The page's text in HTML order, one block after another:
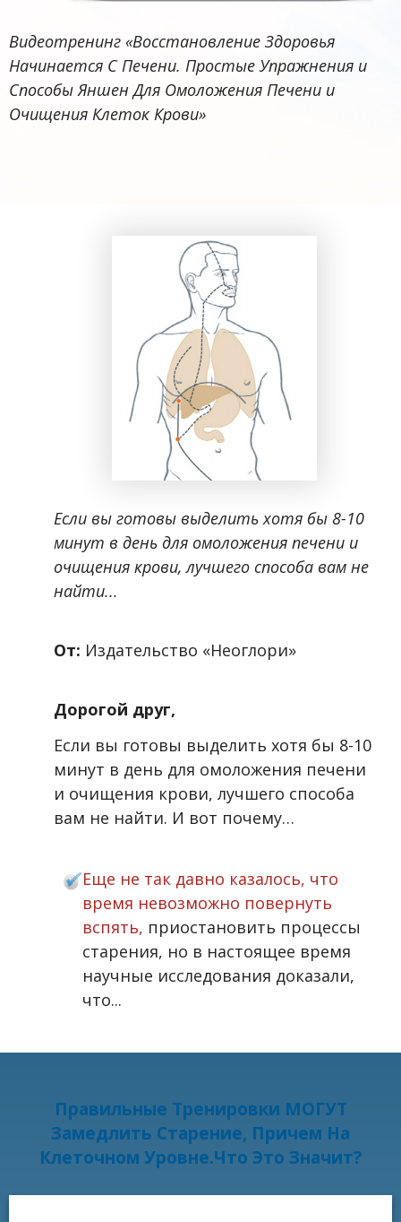
Видеотренинг «Восстановление Здоровья
Начинается С Печени. Простые Упражнения и
Способы Яншен Для Омоложения Печени и
Очищения Клеток Крови»
Если вы готовы выделить хотя бы 8-10
минут в день для омоложения печени и
очищения крови, лучшего способа вам не
найти...
От: Издательство «Неоглори»
Дорогой друг,
Если вы готовы выделить хотя бы 8-10
минут в день для омоложения печени
и очищения крови, лучшего способа
вам не найти. И вот почему…
Еще не так давно казалось, что
время невозможно повернуть
вспять, приостановить процессы
старения, но в настоящее время
научные исследования доказали,
что...
Правильные Тренировки МОГУТ
Замедлить Старение, Причем На
Клеточном Уровне.Что Это Значит?